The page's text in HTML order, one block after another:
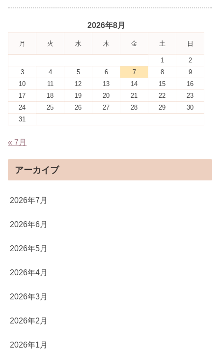
2026年8月
月 火 水 木 金 土 日
1
2
3
4 5 6 7 8
9
10
11 12 13 14 15
16
17
18 19 20 21 22
23
24
25 26 27 28 29
30
31
« 7月
アーカイブ
2026年7月
2026年6月
2026年5月
2026年4月
2026年3月
2026年2月
2026年1月